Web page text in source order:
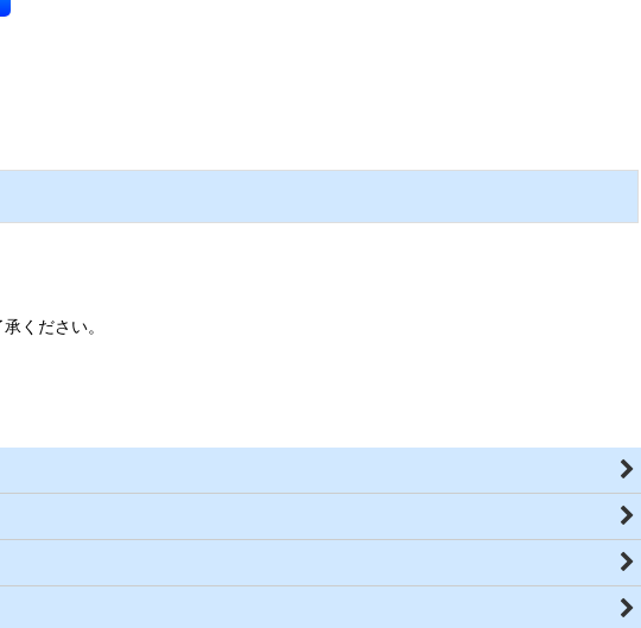
ください。